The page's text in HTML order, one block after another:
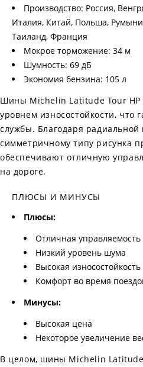
Производство: Россия,
Италия, Китай, Польша,
Таиланд, Франция
Мокрое торможение: 34 м
Шумность: 69 дБ
Экономия бензина: 105 л
Шины Michelin Latitude Tour HP
уровнем износостойкости, что
службы. Благодаря радиальной
симметричному типу рисунка
обеспечивают отличную
на дороге.
ПЛЮСЫ И МИНУСЫ
Плюсы:
Отличная управляемость
Низкий уровень шума
Высокая износостойкость
Комфорт во время
Минусы:
Высокая цена
Некоторое увеличение
В целом, шины Michelin Latitude